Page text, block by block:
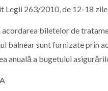
Legii 263/2010, de 12-18
acordarea biletelor de
balnear sunt furnizate prin
anuală a bugetului